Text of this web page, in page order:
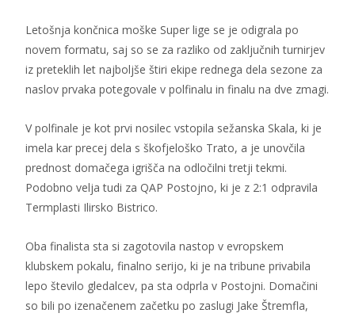
Letošnja končnica moške Super lige se je odigrala po
novem formatu, saj so se za razliko od zaključnih turnirjev
iz preteklih let najboljše štiri ekipe rednega dela sezone za
naslov prvaka potegovale v polfinalu in finalu na dve zmagi.
V polfinale je kot prvi nosilec vstopila sežanska Skala, ki je
imela kar precej dela s škofjeloško Trato, a je unovčila
prednost domačega igrišča na odločilni tretji tekmi.
Podobno velja tudi za QAP Postojno, ki je z 2:1 odpravila
Termplasti Ilirsko Bistrico.
Oba finalista sta si zagotovila nastop v evropskem
klubskem pokalu, finalno serijo, ki je na tribune privabila
lepo število gledalcev, pa sta odprla v Postojni. Domačini
so bili po izenačenem začetku po zaslugi Jake Štremfla,